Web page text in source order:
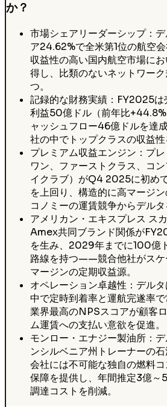
か？
市場シェアリーダーシップ：
ア24.62%で全米第1位の航空
収益性の高い国内航空市場に
得し、比類のないネットワー
つ。
記録的な財務実績：FY2025
利益50億ドル（前年比
ャッシュフロー46億ドルを
社の中でトップクラスの収益性
プレミアム収益エンジン：プ
ワン、ファーストクラス、コ
イクラブ）がQ4 2025に初め
を上回り、構造的に高マージ
コノミーの運賃競争からデルタ
アメリカン・エキスプレス ス
Amex共同ブランド関係が
を生み、2029年までに100億
路線を持つ——競合他社がスケ
マージンの定期収益源。
オペレーション卓越性：デル
中で定時到着率と運航完遂率で
業界最高のNPSスコアが顧客
ム運賃への支払い意欲を促進。
モンロー・エナジー製油所：
ンシルベニア州トレーナーの
会社には不可能な独自の燃料
保障を提供し、年間推定3億～
調達コストを削減。